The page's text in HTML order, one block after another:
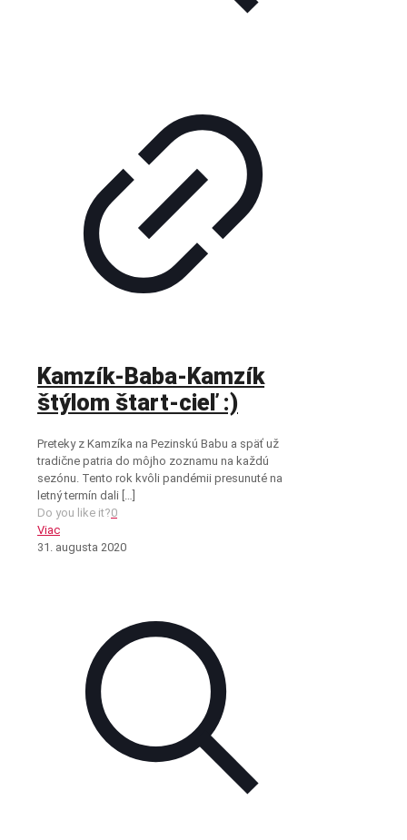
Kamzík-Baba-Kamzík
štýlom štart-cieľ :)
Preteky z Kamzíka na Pezinskú Babu a späť už
tradične patria do môjho zoznamu na každú
sezónu. Tento rok kvôli pandémii presunuté na
letný termín dali […]
Do you like it?0
Viac
31. augusta 2020